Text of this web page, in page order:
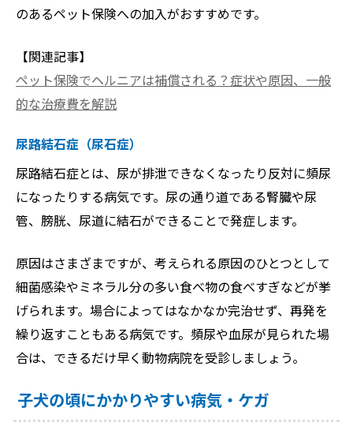
のあるペット保険への加入がおすすめです。
【関連記事】
ペット保険でヘルニアは補償される？症状や原因、一般
的な治療費を解説
尿路結石症（尿石症）
尿路結石症とは、尿が排泄できなくなったり反対に頻尿
になったりする病気です。尿の通り道である腎臓や尿
管、膀胱、尿道に結石ができることで発症します。
原因はさまざまですが、考えられる原因のひとつとして
細菌感染やミネラル分の多い食べ物の食べすぎなどが挙
げられます。場合によってはなかなか完治せず、再発を
繰り返すこともある病気です。頻尿や血尿が見られた場
合は、できるだけ早く動物病院を受診しましょう。
子犬の頃にかかりやすい病気・ケガ